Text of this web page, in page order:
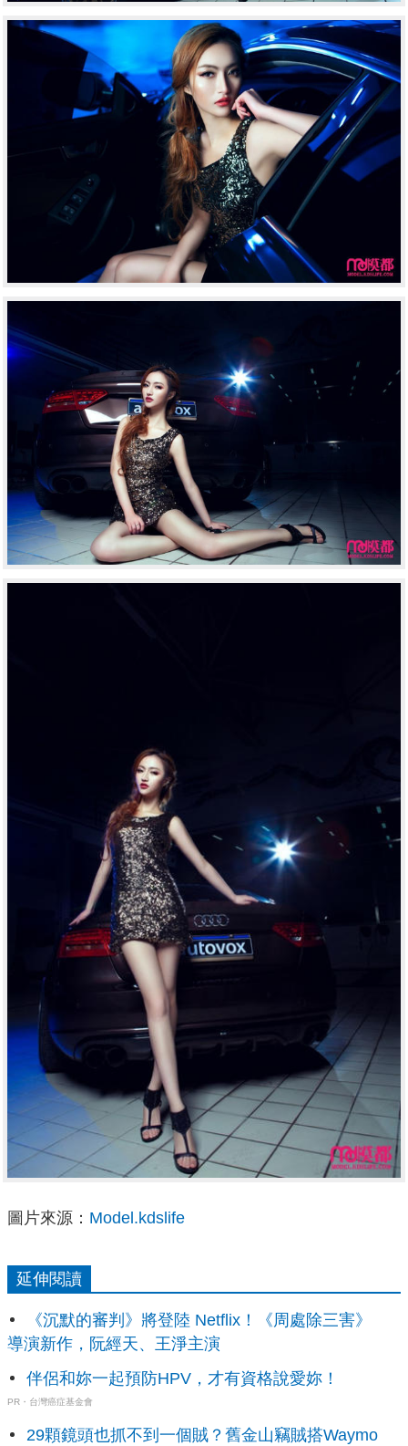
圖片來源： Model.kdslife
延伸閱讀
《沉默的審判》將登陸 Netflix！《周處除三害》
導演新作，阮經天、王淨主演
伴侶和妳一起預防HPV，才有資格說愛妳！
PR・台灣癌症基金會
29顆鏡頭也抓不到一個賊？舊金山竊賊搭Waymo